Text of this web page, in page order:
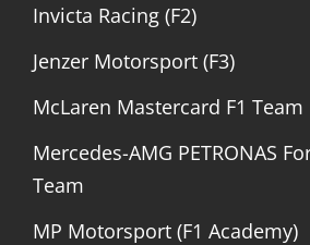
Invicta Racing (F2)
Jenzer Motorsport (F3)
McLaren Mastercard F1 Team
Mercedes-AMG PETRONAS
Team
MP Motorsport (F1 Academy)